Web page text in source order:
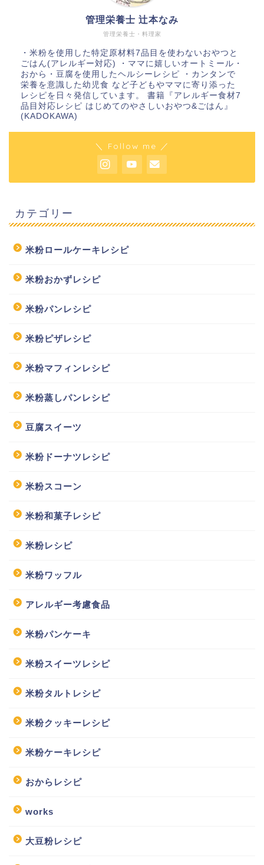
管理栄養士・料理家
管理栄養士 辻本なみ
・米粉を使用した特定原材料7品目を使わないおやつと
ごはん(アレルギー対応) ・ママに嬉しいオートミール・
おから・豆腐を使用したヘルシーレシピ ・カンタンで
栄養を意識した幼児食 など子どもやママに寄り添った
レシピを日々発信しています。 書籍『アレルギー食材7
品目対応レシピ はじめてのやさしいおやつ&ごはん』
(KADOKAWA)
＼ Follow me ／
カテゴリー
米粉ロールケーキレシピ
米粉おかずレシピ
米粉パンレシピ
米粉ピザレシピ
米粉マフィンレシピ
米粉蒸しパンレシピ
豆腐スイーツ
米粉ドーナツレシピ
米粉スコーン
米粉和菓子レシピ
米粉レシピ
米粉ワッフル
アレルギー考慮食品
米粉パンケーキ
米粉スイーツレシピ
米粉タルトレシピ
米粉クッキーレシピ
米粉ケーキレシピ
おからレシピ
works
大豆粉レシピ